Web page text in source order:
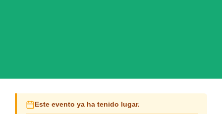
Este evento ya ha tenido lugar.